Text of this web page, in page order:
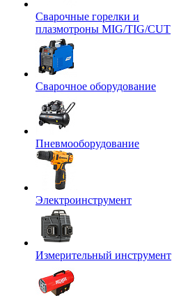
Сварочные горелки и
плазмотроны MIG/TIG/CUT
Сварочное оборудование
Пневмооборудование
Электроинструмент
Измерительный инструмент